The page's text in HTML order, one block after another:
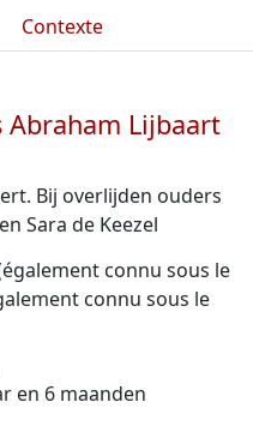
Contexte
Abraham Lijbaart
Bij overlijden ouders
Sara de Keezel
connu sous le
connu sous le
en 6 maanden